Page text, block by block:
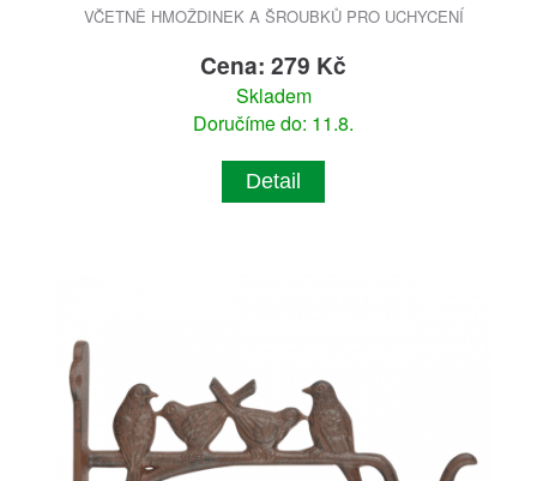
VČETNĚ HMOŽDINEK A ŠROUBKŮ PRO UCHYCENÍ
Cena: 279 Kč
Skladem
Doručíme do: 11.8.
Detail